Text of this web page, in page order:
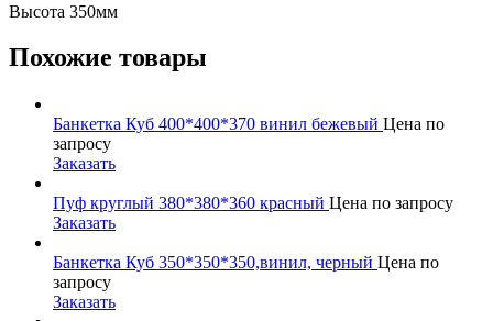
Высота 350мм
Похожие товары
Банкетка Куб 400*400*370 винил бежевый Цена по
запросу
Заказать
Пуф круглый 380*380*360 красный Цена по запросу
Заказать
Банкетка Куб 350*350*350,винил, черный Цена по
запросу
Заказать